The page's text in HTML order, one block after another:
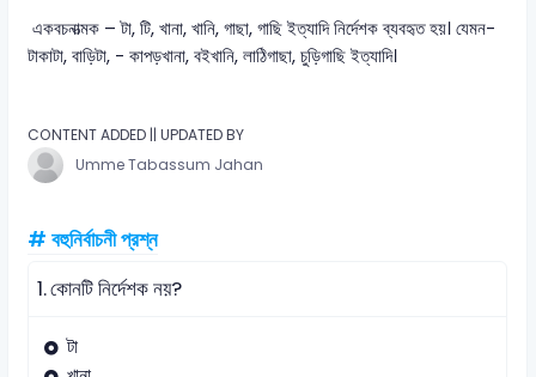
একবচনাত্মক – টা, টি, খানা, খানি, গাছা, গাছি ইত্যাদি নির্দেশক ব্যবহৃত হয়। যেমন-
টাকাটা, বাড়িটা, - কাপড়খানা, বইখানি, লাঠিগাছা, চুড়িগাছি ইত্যাদি।
CONTENT ADDED || UPDATED BY
Umme Tabassum Jahan
# বহুনির্বাচনী প্রশ্ন
1.কোনটি নির্দেশক নয়?
টা